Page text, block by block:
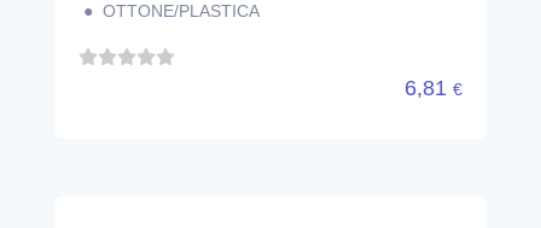
● OTTONE/PLASTICA
6,81 €